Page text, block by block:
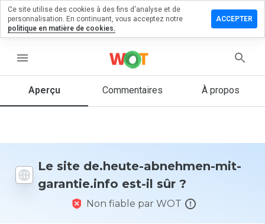
menu
Aperçu Commentaires À propos
Le site de.heute-abnehmen-mit-
garantie.info est-il sûr ?
Non fiable par WOT
un
note entre
1 et 5
donneriez-
Ce site utilise des cookies à des fins d'analyse et de
personnalisation. En continuant, vous acceptez notre
politique en matière de cookies.
ACCEPTER